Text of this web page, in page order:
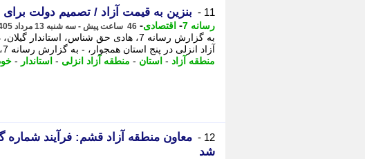
11 - بنزین به قیمت آزاد / تصمیم دولت
رسانه 7 - اقتصادی- 46 ساعت پیش - سه شنبه 13 مرداد 1405، 16:55
به گزارش رسانه 7، هادی حق شناس،
آزاد انزلی در پنج استان همجوار، - به گزارش رسانه 7، هادی حق شناس، استاندار ...
منطقه آزاد - استان - منطقه آزاد انزلی - استاندار -
12 -
معاون منطقه آزاد قشم: فرآیند شماره
شد